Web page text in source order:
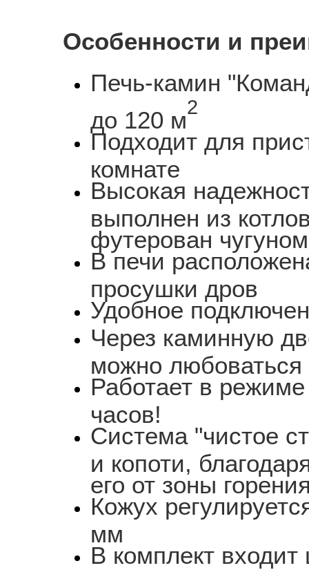
Особенности и
Печь-камин
до 120 м2
Подходит для
комнате
Высокая
выполнен из
футерован чугуном
В печи
просушки дров
Удобное
Через каминную
можно любоваться
Работает в
часов!
Система "чистое
и копоти,
его от зоны
Кожух
мм
В комплект